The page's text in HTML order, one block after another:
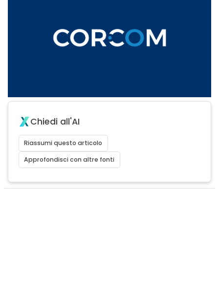
Chiedi all'AI
Riassumi questo articolo
Approfondisci con altre fonti